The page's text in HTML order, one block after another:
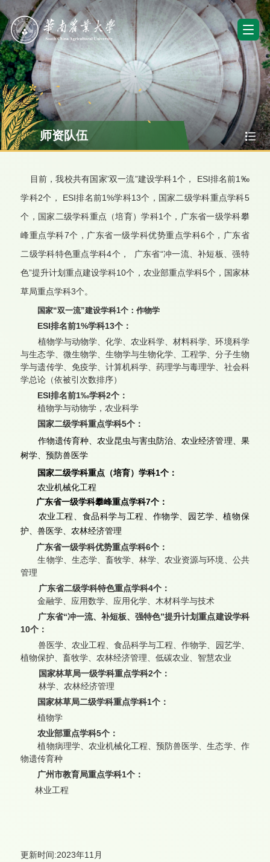
师资队伍
目前，我校共有国家'双一流”建设学科1个， ESI排名前1 ‰
学科2个 ， ESI排名前1%学科13个，国家二级学科重点学科5
个，国家二级学科重点（培育）学科1个，广东省一级学科攀
峰重点学科7个，广东省一级学科优势重点学科6个，广东省
二级学科特色重点学科4个， 广东省“冲一流、补短板、强特
色”提升计划重点建设学科10个，农业部重点学科5个，国家林
草局重点学科3个。
国家“双一流”建设学科1个：作物学
ESI排名前1%学科13个：
植物学与动物学、化学、农业科学、材料科学、环境科学
与生态学、微生物学、生物学与生物化学、工程学、分子生物
学与遗传学、免疫学、计算机科学、药理学与毒理学、社会科
学总论（依被引次数排序）
ESI排名前1‰学科2个：
植物学与动物学，农业科学
国家二级学科重点学科5个：
作物遗传育种、农业昆虫与害虫防治、农业经济管理、果
树学、预防兽医学
国家二级学科重点（培育）学科1个：
农业机械化工程
广东省一级学科攀峰重点学科7个：
农业工程、食品科学与工程、作物学、园艺学、植物保
护、兽医学、农林经济管理
广东省一级学科优势重点学科6个：
生物学、生态学、畜牧学、林学、农业资源与环境、公共
管理
广东省二级学科特色重点学科4个：
金融学、应用数学、应用化学、木材科学与技术
广东省“冲一流、补短板、强特色”提升计划重点建设学科
10个：
兽医学、 农业工程、食品科学与工程、作物学、 园艺学、
植物保护、畜牧学、农林经济管理 、低碳农业、智慧农业
国家林草局一级学科重点学科2个：
林学、农林经济管理
国家林草局二级学科重点学科1个：
植物学
农业部重点学科5个：
植物病理学、农业机械化工程、预防兽医学、生态学、作
物遗传育种
广州市教育局重点学科1个：
林业工程
更新时间:2023年11月